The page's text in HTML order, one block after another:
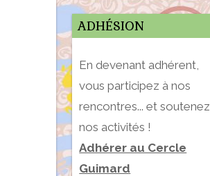
ADHÉSION
En devenant adhérent,
vous participez à nos
rencontres... et soutenez
nos activités !
Adhérer au Cercle
Guimard